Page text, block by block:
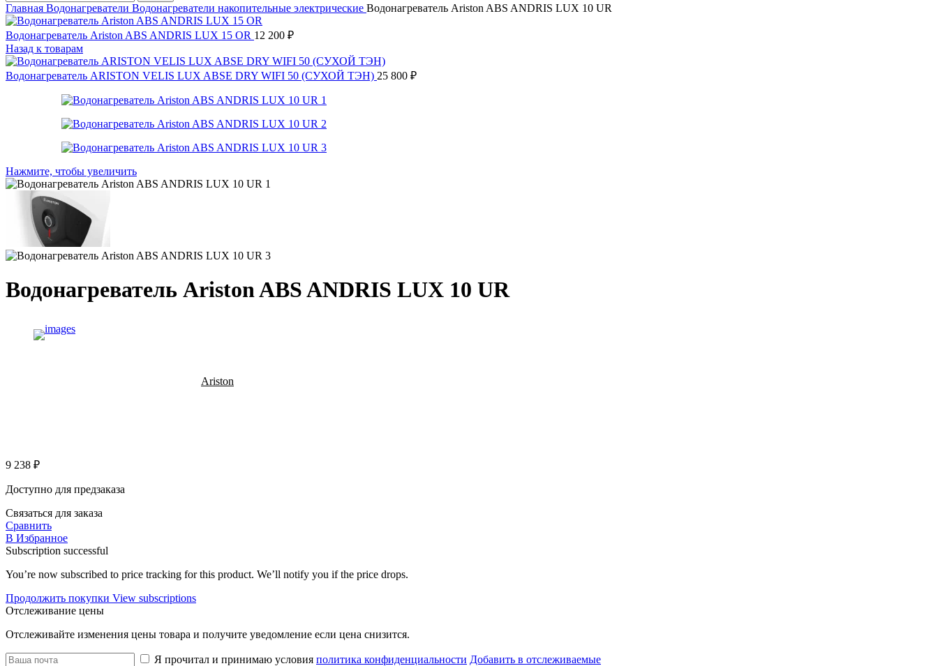
Главная Водонагреватели Водонагреватели накопительные электрические Водонагреватель Ariston ABS ANDRIS LUX 10 UR
Водонагреватель Ariston ABS ANDRIS LUX 15 OR 12 200 ₽
Назад к товарам
Водонагреватель ARISTON VELIS LUX ABSE DRY WIFI 50 (СУХОЙ ТЭН) 25 800 ₽
Нажмите, чтобы увеличить
Водонагреватель Ariston ABS ANDRIS LUX 10 UR
Ariston
9 238 ₽
Доступно для предзаказа
Связаться для заказа
Сравнить
В Избранное
Subscription successful
You’re now subscribed to price tracking for this product. We’ll notify you if the price drops.
Продолжить покупки View subscriptions
Отслеживание цены
Отслеживайте изменения цены товара и получите уведомление если цена снизится.
Я прочитал и принимаю условия политика конфиденциальности Добавить в отслеживаемые